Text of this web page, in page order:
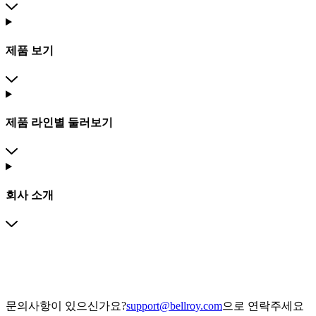
제품 보기
제품 라인별 둘러보기
회사 소개
문의사항이 있으신가요?support@bellroy.com으로 연락주세요